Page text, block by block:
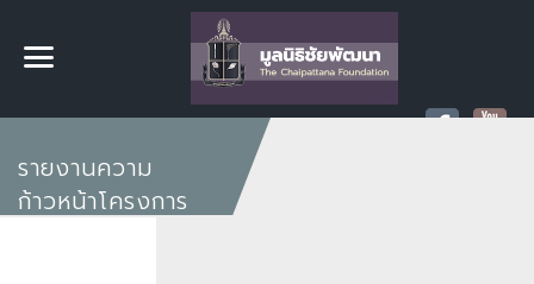
รายงานความ
ก้าวหน้าโครงการ